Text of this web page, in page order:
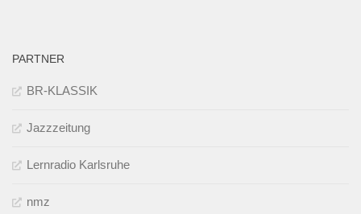
PARTNER
BR-KLASSIK
Jazzzeitung
Lernradio Karlsruhe
nmz